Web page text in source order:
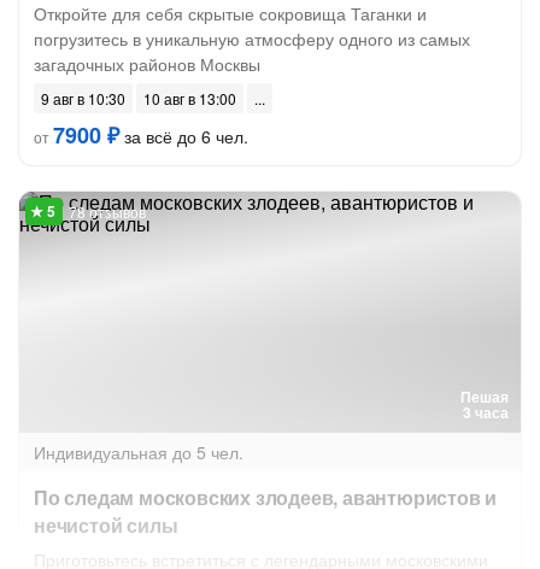
Откройте для себя скрытые сокровища Таганки и
погрузитесь в уникальную атмосферу одного из самых
загадочных районов Москвы
9 авг в 10:30
10 авг в 13:00
от7900 ₽за всё до 6 чел.
Пешая
3 часа
78 отзывов
Индивидуальная до 5 чел.
По следам московских злодеев, авантюристов и
нечистой силы
Приготовьтесь встретиться с легендарными московскими